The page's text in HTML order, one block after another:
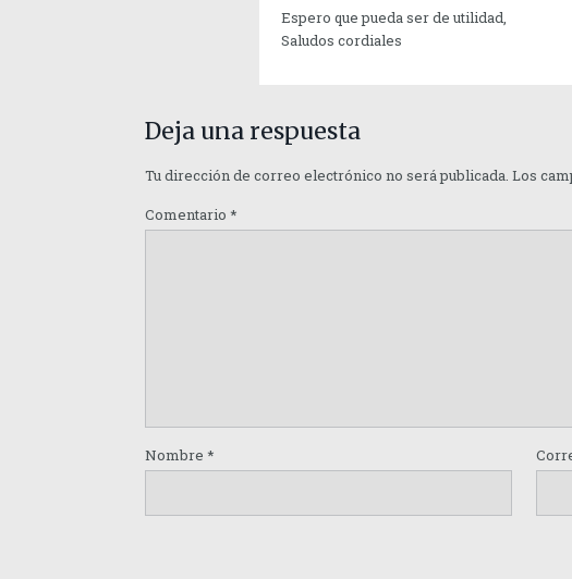
Espero que pueda ser de utilidad,
Saludos cordiales
Deja una respuesta
Tu dirección de correo electrónico no será publicada. Los
Comentario *
Nombre *